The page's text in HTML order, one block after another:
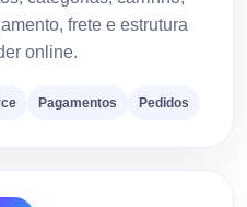
frete e estrutura
online.
Pagamentos Pedidos